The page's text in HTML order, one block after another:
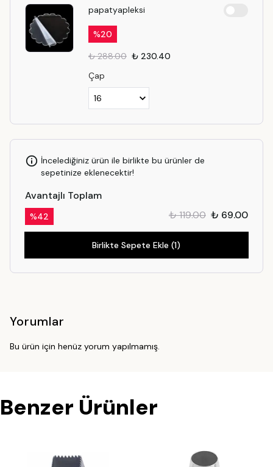
papatyapleksi
%20
₺ 288.00 ₺ 230.40
Çap
İncelediğiniz ürün ile birlikte bu ürünler de
sepetinize eklenecektir!
Avantajlı Toplam
%42 ₺ 119.00 ₺ 69.00
Birlikte Sepete Ekle (1)
Yorumlar
Bu ürün için henüz yorum yapılmamış.
Benzer Ürünler